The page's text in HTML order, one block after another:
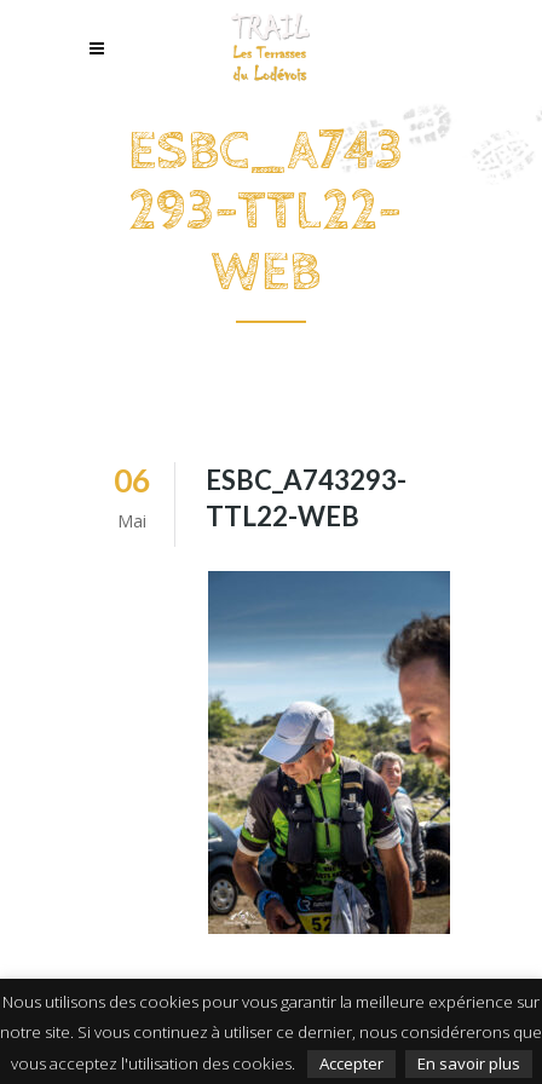
ESBC_A743
293-TTL22-
WEB
06
Mai
ESBC_A743293-
TTL22-WEB
Nous utilisons des cookies pour vous garantir la meilleure expérience sur
notre site. Si vous continuez à utiliser ce dernier, nous considérerons que
vous acceptez l'utilisation des cookies.
Accepter En savoir plus